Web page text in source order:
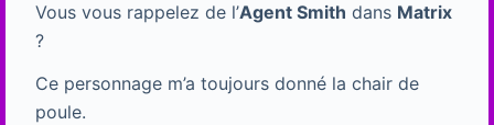
Vous vous rappelez de l’Agent Smith dans Matrix
?
Ce personnage m’a toujours donné la chair de
poule.